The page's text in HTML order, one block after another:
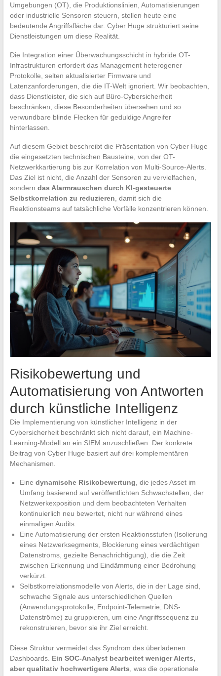
Umgebungen (OT), die Produktionslinien, Automatisierungen
oder industrielle Sensoren steuern, stellen heute eine
bedeutende Angriffsfläche dar. Cyber Huge strukturiert seine
Dienstleistungen um diese Realität.
Die Integration einer Überwachungsschicht in hybride OT-
Infrastrukturen erfordert das Management heterogener
Protokolle, selten aktualisierter Firmware und
Latenzanforderungen, die die IT-Welt ignoriert. Wir beobachten,
dass Dienstleister, die sich auf Büro-Cybersicherheit
beschränken, diese Besonderheiten übersehen und so
verwundbare blinde Flecken für geduldige Angreifer
hinterlassen.
Auf diesem Gebiet beschreibt die Präsentation von Cyber Huge
die eingesetzten technischen Bausteine, von der OT-
Netzwerkkartierung bis zur Korrelation von Multi-Source-Alerts.
Das Ziel ist nicht, die Anzahl der Sensoren zu vervielfachen,
sondern das Alarmrauschen durch KI-gesteuerte
Selbstkorrelation zu reduzieren , damit sich die
Reaktionsteams auf tatsächliche Vorfälle konzentrieren können.
Risikobewertung und
Automatisierung von Antworten
durch künstliche Intelligenz
Die Implementierung von künstlicher Intelligenz in der
Cybersicherheit beschränkt sich nicht darauf, ein Machine-
Learning-Modell an ein SIEM anzuschließen. Der konkrete
Beitrag von Cyber Huge basiert auf drei komplementären
Mechanismen.
Eine dynamische Risikobewertung , die jedes Asset im
Umfang basierend auf veröffentlichten Schwachstellen, der
Netzwerkexposition und dem beobachteten Verhalten
kontinuierlich neu bewertet, nicht nur während eines
einmaligen Audits.
Eine Automatisierung der ersten Reaktionsstufen (Isolierung
eines Netzwerksegments, Blockierung eines verdächtigen
Datenstroms, gezielte Benachrichtigung), die die Zeit
zwischen Erkennung und Eindämmung einer Bedrohung
verkürzt.
Selbstkorrelationsmodelle von Alerts, die in der Lage sind,
schwache Signale aus unterschiedlichen Quellen
(Anwendungsprotokolle, Endpoint-Telemetrie, DNS-
Datenströme) zu gruppieren, um eine Angriffssequenz zu
rekonstruieren, bevor sie ihr Ziel erreicht.
Diese Struktur vermeidet das Syndrom des überladenen
Dashboards. Ein SOC-Analyst bearbeitet weniger Alerts,
aber qualitativ hochwertigere Alerts , was die operationale